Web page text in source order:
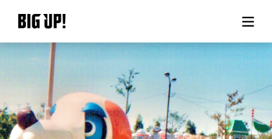
BIG UP!について
ニュース
料金プラン